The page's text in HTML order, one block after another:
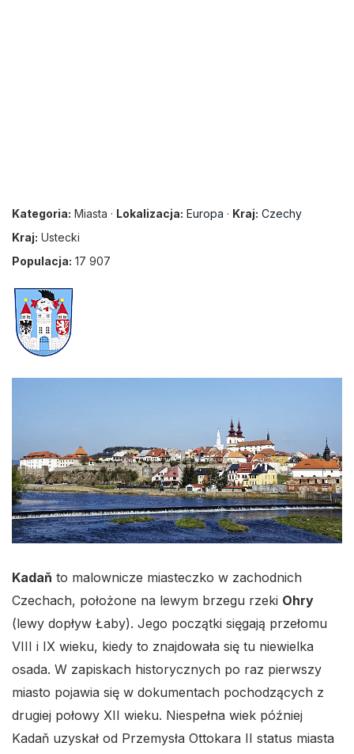
Kategoria: Miasta · Lokalizacja: Europa · Kraj: Czechy
Kraj: Ustecki
Populacja: 17 907
Kadaň to malownicze miasteczko w zachodnich
Czechach, położone na lewym brzegu rzeki Ohry
(lewy dopływ Łaby). Jego początki sięgają przełomu
VIII i IX wieku, kiedy to znajdowała się tu niewielka
osada. W zapiskach historycznych po raz pierwszy
miasto pojawia się w dokumentach pochodzących z
drugiej połowy XII wieku. Niespełna wiek później
Kadaň uzyskał od Przemysła Ottokara II status miasta